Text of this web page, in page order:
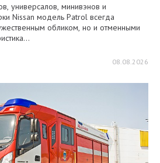
универсалов, минивэнов и
Nissan модель Patrol всегда
обликом, но и отменными
08.08.2026